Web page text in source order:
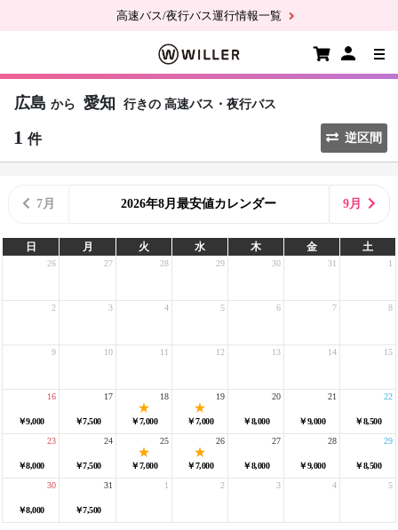
高速バス/夜行バス運行情報一覧
広島 から 愛知 行きの 高速バス・夜行バス
1 件 逆区間
7月 2026年8月最安値カレンダー 9月
日 月 火 水 木 金 土
26 27 28 29 30 31 1
2 3 4 5 6 7 8
9 10 11 12 13 14 15
￥9,000
16
￥7,500
17
￥7,000
18
￥7,000
19
￥8,000
20
￥9,000
21
￥8,500
22
￥8,000
23
￥7,500
24
￥7,000
25
￥7,000
26
￥8,000
27
￥9,000
28
￥8,500
29
￥8,000
30
￥7,500
31 1 2 3 4 5